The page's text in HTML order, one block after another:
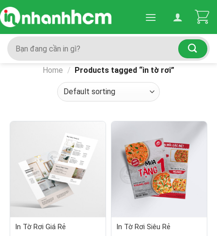
Skip
to
content
Search
for:
Home / Products tagged “in tờ rơi”
In Tờ Rơi Giá Rẻ
In Tờ Rơi Siêu Rẻ